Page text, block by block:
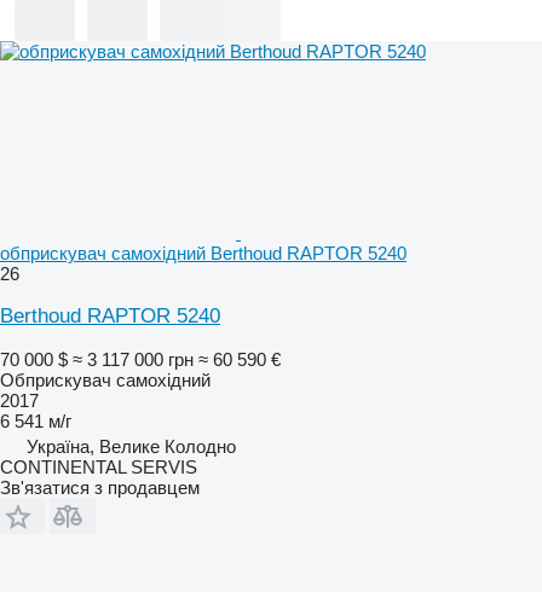
обприскувач самохідний Berthoud RAPTOR 5240
26
Berthoud RAPTOR 5240
70 000 $ ≈ 3 117 000 грн ≈ 60 590 €
Обприскувач самохідний
2017
6 541 м/г
Україна, Велике Колодно
CONTINENTAL SERVIS
Зв'язатися з продавцем